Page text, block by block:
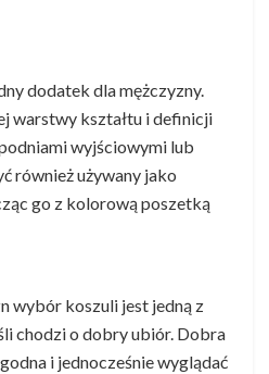
dodatek dla mężczyzny.
warstwy kształtu i definicji
wyjściowymi lub
również używany jako
go z kolorową poszetką
wybór koszuli jest jedną z
chodzi o dobry ubiór. Dobra
i jednocześnie wyglądać